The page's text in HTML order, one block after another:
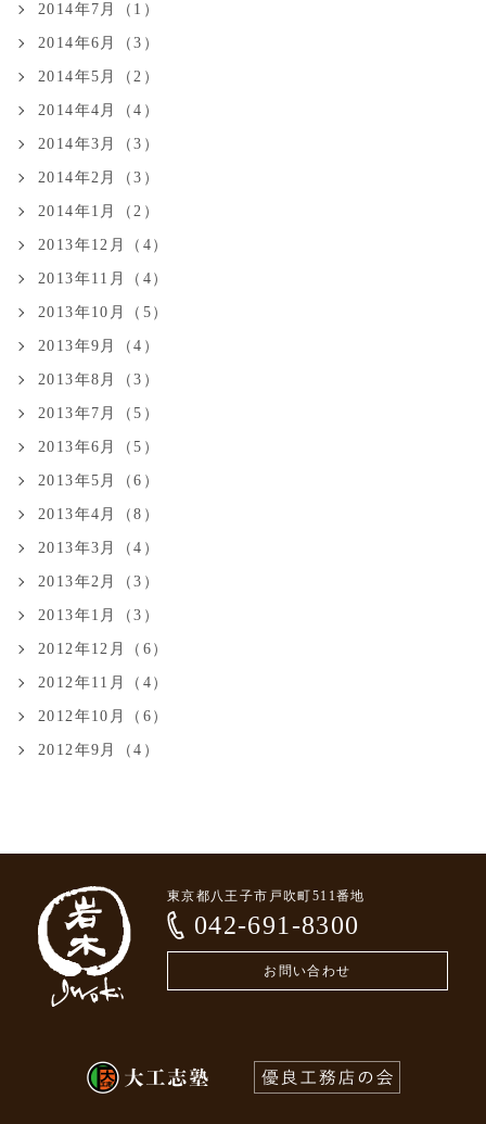
2014年7月（1）
2014年6月（3）
2014年5月（2）
2014年4月（4）
2014年3月（3）
2014年2月（3）
2014年1月（2）
2013年12月（4）
2013年11月（4）
2013年10月（5）
2013年9月（4）
2013年8月（3）
2013年7月（5）
2013年6月（5）
2013年5月（6）
2013年4月（8）
2013年3月（4）
2013年2月（3）
2013年1月（3）
2012年12月（6）
2012年11月（4）
2012年10月（6）
2012年9月（4）
東京都八王子市戸吹町511番地
042-691-8300
お問い合わせ